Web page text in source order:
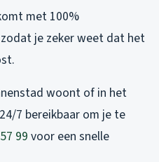
met 100%
je zeker weet dat het
woont of in het
7 bereikbaar om je te
99voor een snelle